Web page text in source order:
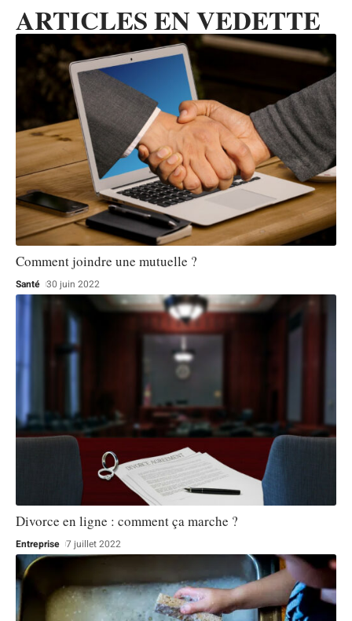
ARTICLES EN VEDETTE
Comment joindre une mutuelle ?
Santé 30 juin 2022
Divorce en ligne : comment ça marche ?
Entreprise 7 juillet 2022